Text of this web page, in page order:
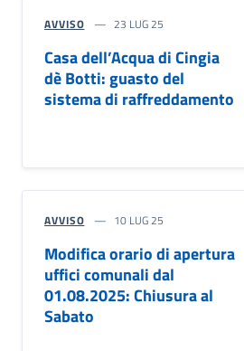
AVVISO 23 LUG 25
Casa dell’Acqua di Cingia
dè Botti: guasto del
sistema di raffreddamento
AVVISO 10 LUG 25
Modifica orario di apertura
uffici comunali dal
01.08.2025: Chiusura al
Sabato